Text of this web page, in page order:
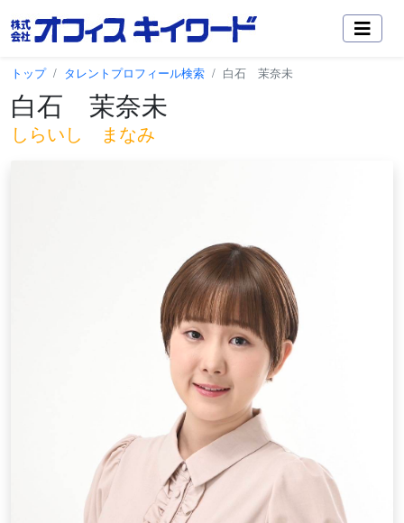
トップ タレントプロフィール検索 白石 茉奈未
白石 茉奈未
しらいし まなみ